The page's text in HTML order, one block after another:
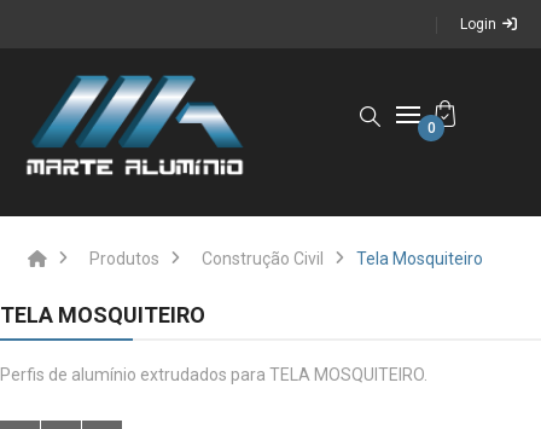
Login
0
Produtos Construção Civil Tela Mosquiteiro
TELA MOSQUITEIRO
Perfis de alumínio extrudados para TELA MOSQUITEIRO.